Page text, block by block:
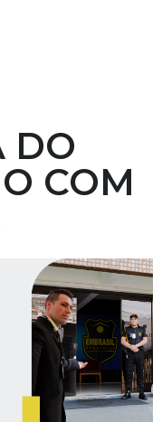
DO
COM